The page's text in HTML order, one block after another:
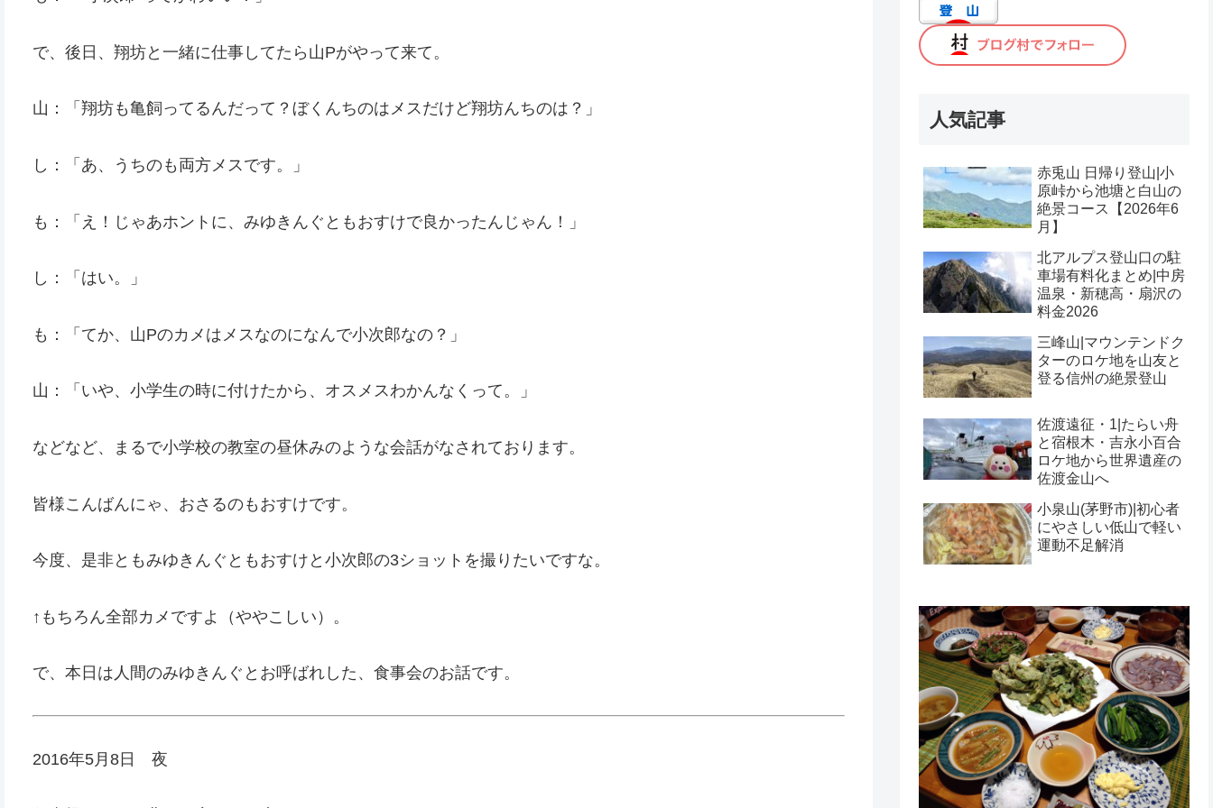
で、後日、翔坊と一緒に仕事してたら山Pがやって来て。
山：「翔坊も亀飼ってるんだって？ぼくんちのはメスだけど翔坊んちのは？」
し：「あ、うちのも両方メスです。」
も：「え！じゃあホントに、みゆきんぐともおすけで良かったんじゃん！」
し：「はい。」
も：「てか、山Pのカメはメスなのになんで小次郎なの？」
山：「いや、小学生の時に付けたから、オスメスわかんなくって。」
などなど、まるで小学校の教室の昼休みのような会話がなされております。
皆様こんばんにゃ、おさるのもおすけです。
今度、是非ともみゆきんぐともおすけと小次郎の3ショットを撮りたいですな。
↑もちろん全部カメですよ（ややこしい）。
で、本日は人間のみゆきんぐとお呼ばれした、食事会のお話です。
2016年5月8日 夜
人気記事
赤兎山 日帰り登山|小
原峠から池塘と白山の
絶景コース【2026年6
月】
北アルプス登山口の駐
車場有料化まとめ|中房
温泉・新穂高・扇沢の
料金2026
三峰山|マウンテンドク
ターのロケ地を山友と
登る信州の絶景登山
佐渡遠征・1|たらい舟
と宿根木・吉永小百合
ロケ地から世界遺産の
佐渡金山へ
小泉山(茅野市)|初心者
にやさしい低山で軽い
運動不足解消